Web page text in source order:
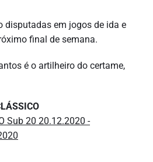
disputadas em jogos de ida e
final de semana.
é o artilheiro do certame,